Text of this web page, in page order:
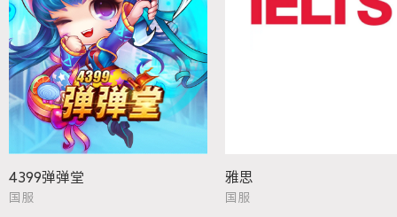
4399弹弹堂
国服
雅思
国服